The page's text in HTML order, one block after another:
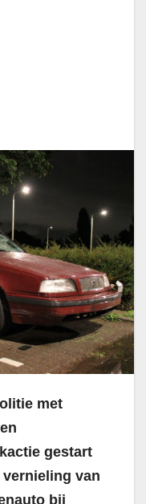
met
gestart
van
bij